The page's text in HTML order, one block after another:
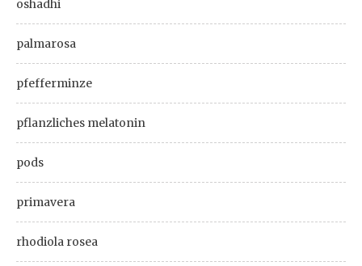
oshadhi
palmarosa
pfefferminze
pflanzliches melatonin
pods
primavera
rhodiola rosea